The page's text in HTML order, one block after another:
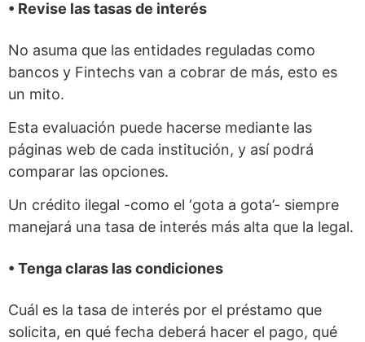
• Revise las tasas de interés
No asuma que las entidades reguladas como
bancos y Fintechs van a cobrar de más, esto es
un mito.
Esta evaluación puede hacerse mediante las
páginas web de cada institución, y así podrá
comparar las opciones.
Un crédito ilegal -como el ‘gota a gota’- siempre
manejará una tasa de interés más alta que la legal.
• Tenga claras las condiciones
Cuál es la tasa de interés por el préstamo que
solicita, en qué fecha deberá hacer el pago, qué